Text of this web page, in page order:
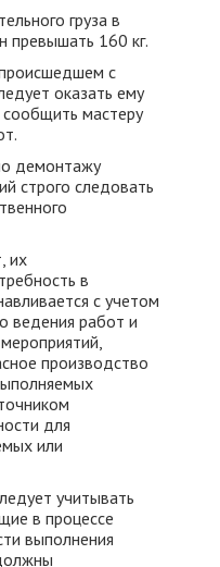
груза в
превышать 160 кг.
с
оказать ему
мастеру
демонтажу
строго следовать
их
в
с учетом
ведения работ и
производство
для
или
учитывать
в процессе
выполнения